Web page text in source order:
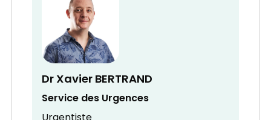
Dr Xavier BERTRAND
Service des Urgences